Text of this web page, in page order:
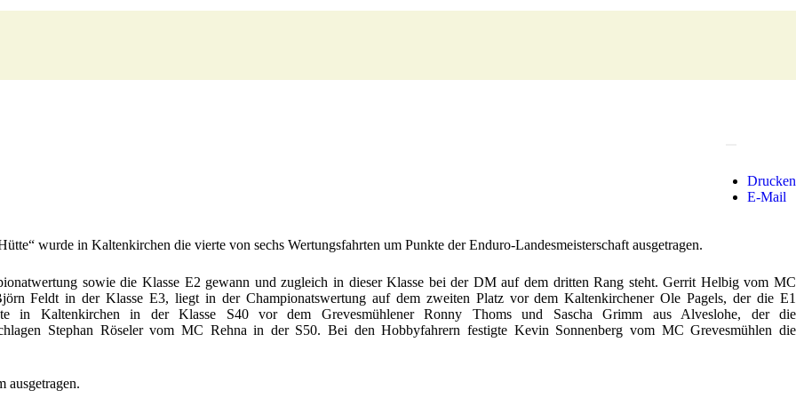
Drucken
E-Mail
wurde in Kaltenkirchen die vierte von sechs Wertungsfahrten um Punkte der Enduro-Landesmeisterschaft ausgetragen.
sowie die Klasse E2 gewann und zugleich in dieser Klasse bei der DM auf dem dritten Rang steht. Gerrit Helbig vom MC
Feldt in der Klasse E3, liegt in der Championatswertung auf dem zweiten Platz vor dem Kaltenkirchener Ole Pagels, der die E1
in Kaltenkirchen in der Klasse S40 vor dem Grevesmühlener Ronny Thoms und Sascha Grimm aus Alveslohe, der die
Stephan Röseler vom MC Rehna in der S50. Bei den Hobbyfahrern festigte Kevin Sonnenberg vom MC Grevesmühlen die
ausgetragen.